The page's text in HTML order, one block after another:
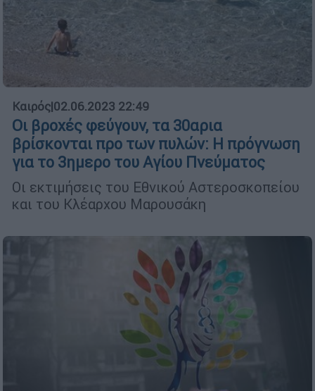
Καιρός|02.06.2023 22:49
Οι βροχές φεύγουν, τα 30αρια
βρίσκονται προ των πυλών: Η πρόγνωση
για το 3ημερο του Αγίου Πνεύματος
Οι εκτιμήσεις του Εθνικού Αστεροσκοπείου
και του Κλέαρχου Μαρουσάκη